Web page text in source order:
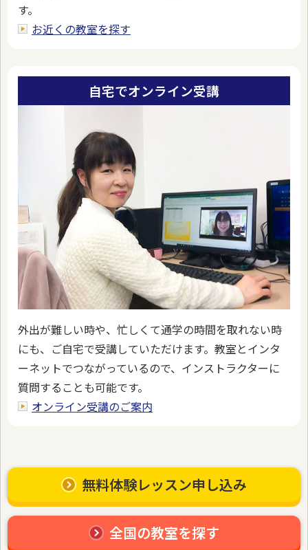
す。
お近くの教室を探す
自宅でオンライン受講
外出が難しい時や、忙しくて通学の時間を取れない時
にも、ご自宅で受講していただけます。教室とインタ
ーネットでつながっているので、インストラクターに
質問することも可能です。
オンライン受講のご案内
無料体験レッスン申し込み
全国の教室を探す